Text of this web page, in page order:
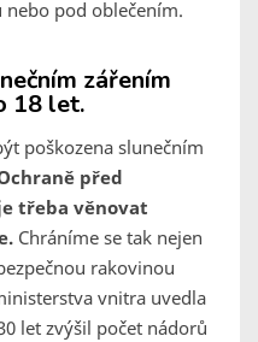
nebo pod oblečením.
zářením
18 let.
poškozena slunečním
před
třeba věnovat
Chráníme se tak nejen
rakovinou
vnitra uvedla
let zvýšil počet nádorů